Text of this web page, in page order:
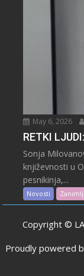
May 6, 2026
RETKI
Sonja
književnosti u
pesnikinja,...
Novosti
Copyright ©
Proudly powered